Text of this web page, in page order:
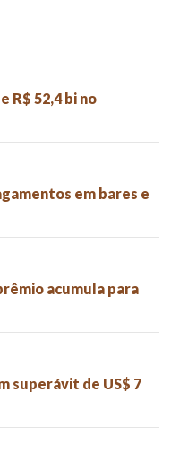
R$ 52,4 bi no
em bares e
acumula para
superávit de US$ 7